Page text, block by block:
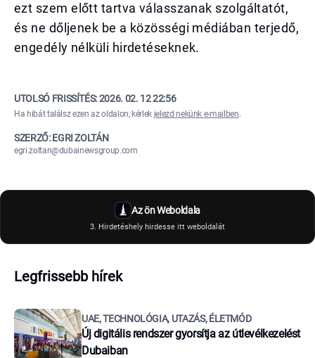
ezt szem előtt tartva válasszanak szolgáltatót,
és ne dőljenek be a közösségi médiában terjedő,
engedély nélküli hirdetéseknek.
UTOLSÓ FRISSÍTÉS:2026. 02. 12 22:56
Ha hibát találsz ezen az oldalon, kérlek jelezd nekünk e-mailben.
SZERZŐ: EGRI ZOLTÁN
egri.zoltan@dubainewsgroup.com
Az ön Weboldala
3. Hirdetéshely hirdesse itt weboldalát
Legfrissebb hírek
UAE, TECHNOLÓGIA, UTAZÁS, ÉLETMÓD
Új digitális rendszer gyorsítja az útlevélkezelést
Dubaiban